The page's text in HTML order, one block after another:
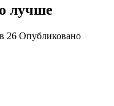
лучше
26 Опубликовано